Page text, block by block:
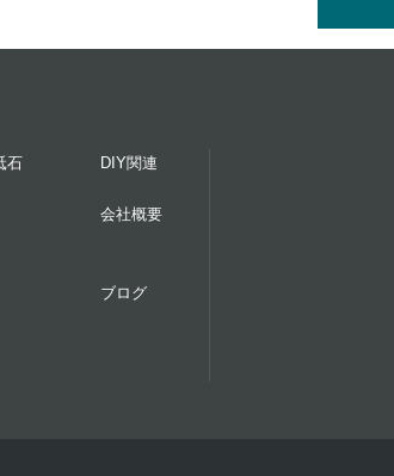
石 DIY関連
会社概要
ブログ